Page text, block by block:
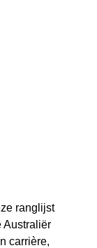
ranglijst
Australiër
carrière,